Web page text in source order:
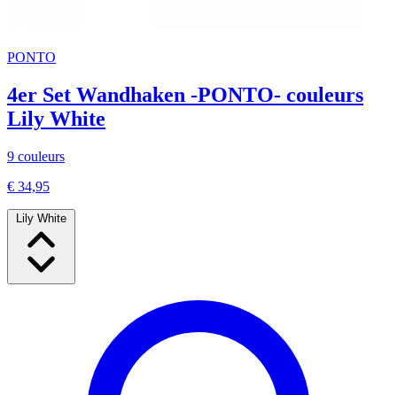
PONTO
4er Set Wandhaken -PONTO- couleurs
Lily White
9 couleurs
€ 34,95
Lily White